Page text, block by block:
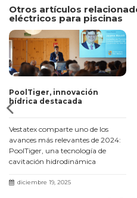
Otros artículos
eléctricos para piscinas
PoolTiger, innovación
hídrica destacada
Vestatex comparte uno de los
avances más relevantes de 2024:
PoolTiger, una tecnología de
cavitación hidrodinámica
Turisme con resultados un 71 %
diciembre 19, 2025